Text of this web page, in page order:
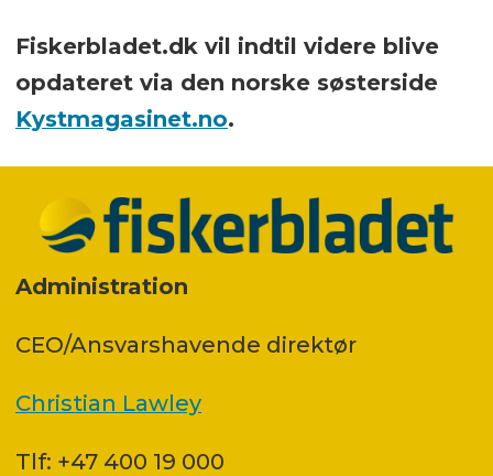
Fiskerbladet.dk vil indtil videre blive
opdateret via den norske søsterside
Kystmagasinet.no.
Administration
CEO/Ansvarshavende direktør
Christian Lawley
Tlf: +47 400 19 000